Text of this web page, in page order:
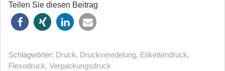
Teilen Sie diesen Beitrag
Schlagwörter: Druck, Druckveredelung, Etikettendruck,
Flexodruck, Verpackungsdruck